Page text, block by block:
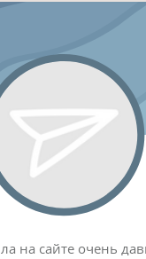
на сайте очень